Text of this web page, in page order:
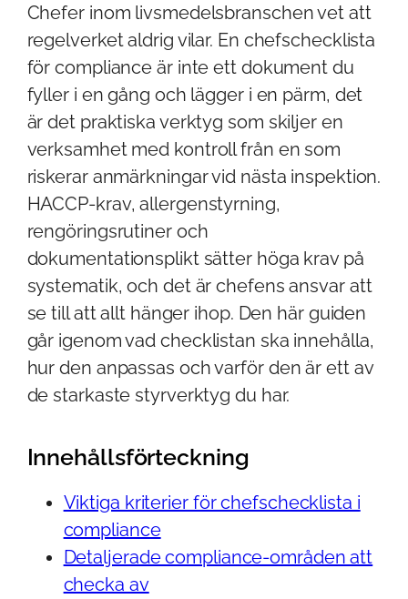
Chefer inom livsmedelsbranschen vet att
regelverket aldrig vilar. En chefschecklista
för compliance är inte ett dokument du
fyller i en gång och lägger i en pärm, det
är det praktiska verktyg som skiljer en
verksamhet med kontroll från en som
riskerar anmärkningar vid nästa inspektion.
HACCP-krav, allergenstyrning,
rengöringsrutiner och
dokumentationsplikt sätter höga krav på
systematik, och det är chefens ansvar att
se till att allt hänger ihop. Den här guiden
går igenom vad checklistan ska innehålla,
hur den anpassas och varför den är ett av
de starkaste styrverktyg du har.
Innehållsförteckning
Viktiga kriterier för chefschecklista i
compliance
Detaljerade compliance-områden att
checka av